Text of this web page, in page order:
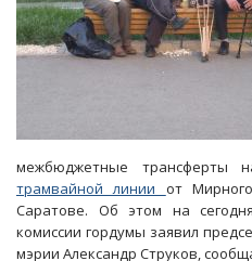
межбюджетные трансферты
трамвайной линии от
Саратове. Об этом на
комиссии гордумы заявил
мэрии Александр Струков,